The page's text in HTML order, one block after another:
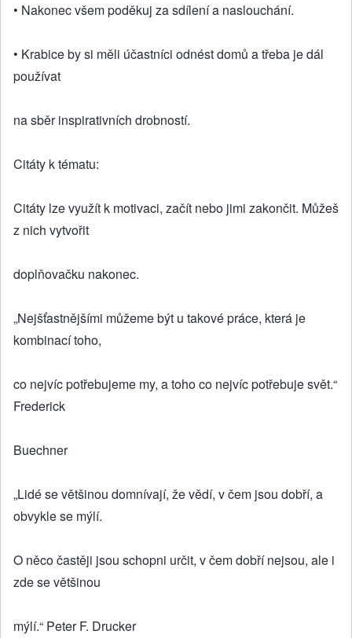
• Nakonec všem poděkuj za sdílení a naslouchání.
• Krabice by si měli účastníci odnést domů a třeba je dál
používat
na sběr inspirativních drobností.
Citáty k tématu:
Citáty lze využít k motivaci, začít nebo jimi zakončit. Můžeš
z nich vytvořit
doplňovačku nakonec.
„Nejšťastnějšími můžeme být u takové práce, která je
kombinací toho,
co nejvíc potřebujeme my, a toho co nejvíc potřebuje svět.“
Frederick
Buechner
„Lidé se většinou domnívají, že vědí, v čem jsou dobří, a
obvykle se mýlí.
O něco častěji jsou schopni určit, v čem dobří nejsou, ale i
zde se většinou
mýlí.“ Peter F. Drucker